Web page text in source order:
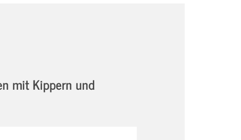
mit Kippern und